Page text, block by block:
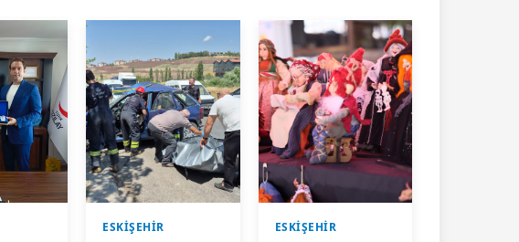
ESKIŞEHIR ESKIŞEHIR